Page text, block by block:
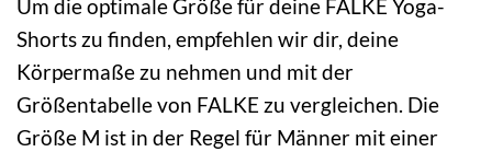
Um die optimale Größe für deine FALKE Yoga-
Shorts zu finden, empfehlen wir dir, deine
Körpermaße zu nehmen und mit der
Größentabelle von FALKE zu vergleichen. Die
Größe M ist in der Regel für Männer mit einer